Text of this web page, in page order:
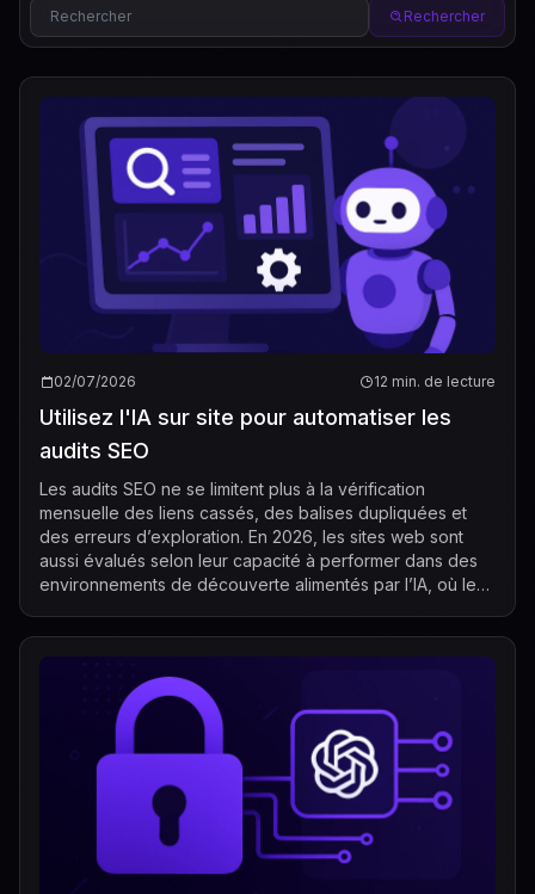
Rechercher
02/07/2026 12 min. de lecture
Utilisez l'IA sur site pour automatiser les
audits SEO
Les audits SEO ne se limitent plus à la vérification
mensuelle des liens cassés, des balises dupliquées et
des erreurs d’exploration. En 2026, les sites web sont
aussi évalués selon leur capacité à performer dans des
environnements de découverte alimentés par l’IA, où les